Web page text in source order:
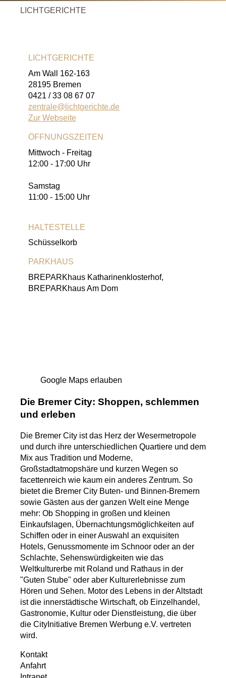
LICHTGERICHTE
LICHTGERICHTE
Am Wall 162-163
28195 Bremen
0421 / 33 08 67 07
zentrale@lichtgerichte.de
Zur Webseite
ÖFFNUNGSZEITEN
Mittwoch - Freitag
12:00 - 17:00 Uhr
Samstag
11:00 - 15:00 Uhr
HALTESTELLE
Schüsselkorb
PARKHAUS
BREPARKhaus Katharinenklosterhof,
BREPARKhaus Am Dom
Google Maps erlauben
Die Bremer City: Shoppen, schlemmen
und erleben
Die Bremer City ist das Herz der Wesermetropole
und durch ihre unterschiedlichen Quartiere und dem
Mix aus Tradition und Moderne,
Großstadtatmopshäre und kurzen Wegen so
facettenreich wie kaum ein anderes Zentrum. So
bietet die Bremer City Buten- und Binnen-Bremern
sowie Gästen aus der ganzen Welt eine Menge
mehr: Ob Shopping in großen und kleinen
Einkaufslagen, Übernachtungsmöglichkeiten auf
Schiffen oder in einer Auswahl an exquisiten
Hotels, Genussmomente im Schnoor oder an der
Schlachte, Sehenswürdigkeiten wie das
Weltkulturerbe mit Roland und Rathaus in der
"Guten Stube" oder aber Kulturerlebnisse zum
Hören und Sehen. Motor des Lebens in der Altstadt
ist die innerstädtische Wirtschaft, ob Einzelhandel,
Gastronomie, Kultur oder Dienstleistung, die über
die CityInitiative Bremen Werbung e.V. vertreten
wird.
Kontakt
Anfahrt